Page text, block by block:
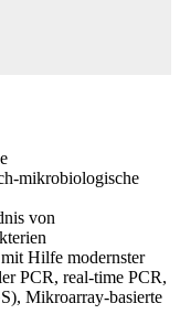
mikrobiologische
von
Hilfe modernster
PCR, real-time PCR,
Mikroarray-basierte